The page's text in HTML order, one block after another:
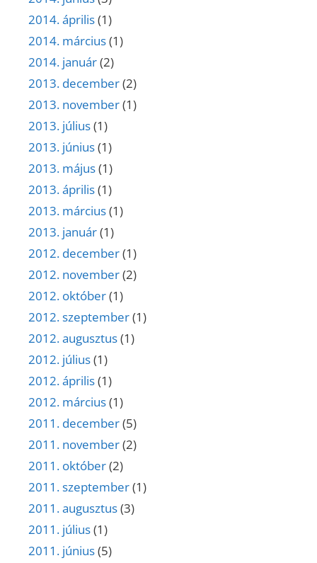
2014. április(1)
2014. március(1)
2014. január(2)
2013. december(2)
2013. november(1)
2013. július(1)
2013. június(1)
2013. május(1)
2013. április(1)
2013. március(1)
2013. január(1)
2012. december(1)
2012. november(2)
2012. október(1)
2012. szeptember(1)
2012. augusztus(1)
2012. július(1)
2012. április(1)
2012. március(1)
2011. december(5)
2011. november(2)
2011. október(2)
2011. szeptember(1)
2011. augusztus(3)
2011. július(1)
2011. június(5)